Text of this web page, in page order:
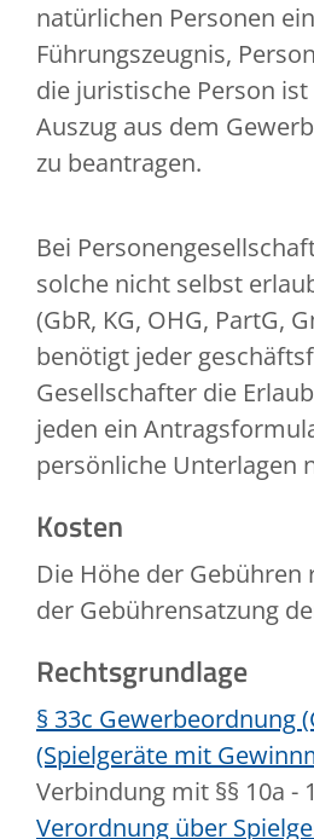
natürlichen Personen
Führungszeugnis,
die juristische Person
Auszug aus dem
zu beantragen.
Bei
solche nicht selbst
(GbR, KG, OHG, PartG,
benötigt jeder
Gesellschafter die
jeden ein
persönliche Unterlagen
Kosten
Die Höhe der Gebühren
der Gebührensatzung
Rechtsgrundlage
§ 33c Gewerbeordnung
(Spielgeräte mit
Verbindung mit §§ 10a -
Verordnung über